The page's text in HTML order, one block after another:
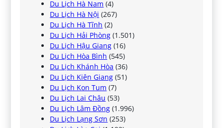
Du Lịch Hà Nam (4)
Du Lịch Hà Nội (267)
Du Lịch Hà Tĩnh (2)
Du Lịch Hải Phòng (1.501)
Du Lịch Hậu Giang (16)
Du Lịch Hòa Bình (545)
Du Lịch Khánh Hòa (36)
Du Lịch Kiên Giang (51)
Du Lịch Kon Tum (7)
Du Lịch Lai Châu (53)
Du Lịch Lâm Đồng (1.996)
Du Lịch Lạng Sơn (253)